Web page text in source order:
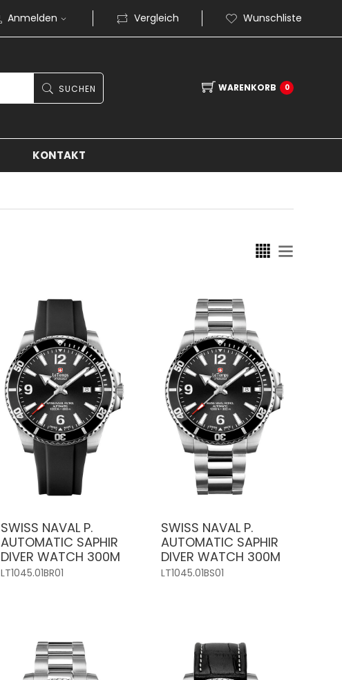
Anmelden Vergleich Wunschliste
SUCHEN WARENKORB 0
KONTAKT
SWISS NAVAL P.
AUTOMATIC SAPHIR
DIVER WATCH 300M
LT1045.01BR01
SWISS NAVAL P.
AUTOMATIC SAPHIR
DIVER WATCH 300M
LT1045.01BS01